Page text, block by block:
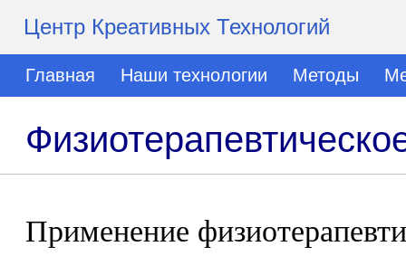
Центр Креативных Технологий
Главная Наши технологии Методы
Применение